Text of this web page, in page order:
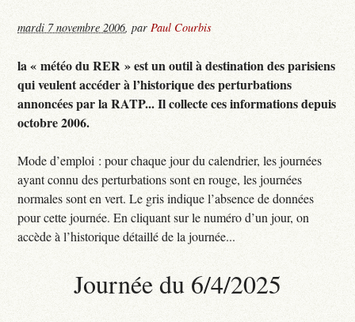
mardi 7 novembre 2006,parPaul Courbis
la « météo du RER » est un outil à destination des parisiens
qui veulent accéder à l’historique des perturbations
annoncées par la RATP... Il collecte ces informations depuis
octobre 2006.
Mode d’emploi : pour chaque jour du calendrier, les journées
ayant connu des perturbations sont en rouge, les journées
normales sont en vert. Le gris indique l’absence de données
pour cette journée. En cliquant sur le numéro d’un jour, on
accède à l’historique détaillé de la journée...
Journée du 6/4/2025